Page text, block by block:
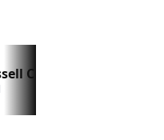
Crowe